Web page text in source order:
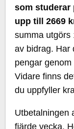
som studerar
upp till 2669
summa utgörs
av bidrag. Har
pengar
Vidare finns
du uppfyller
Utbetalningen
fjärde vecka.